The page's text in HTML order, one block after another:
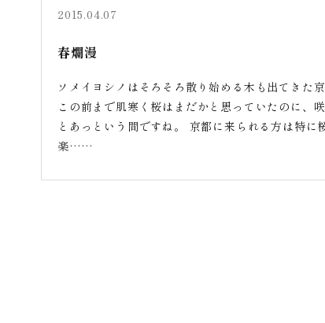
2015.04.07
春爛漫
ソメイヨシノはそろそろ散り始める木も出てきた京
この前まで肌寒く桜はまだかと思っていたのに、
とあっという間ですね。 京都に来られる方は特に
楽……